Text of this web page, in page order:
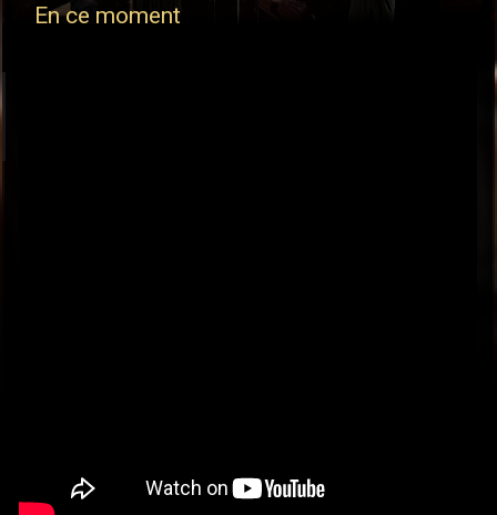
En ce moment